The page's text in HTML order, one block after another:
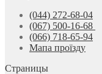
(044) 272-68-04
(067) 500-16-68
(066) 718-65-94
Мапа проїзду
Страницы